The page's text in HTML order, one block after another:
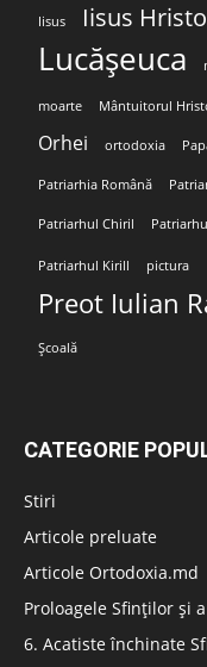
Iisus Iisus
Lucășeuca
moarte Mântuitorul
Orhei ortodoxia
Patriarhia Română
Patriarhul Chiril
Patriarhul Kirill pictura
Preot Iulian
Școală
CATEGORIE
Stiri
Articole preluate
Articole Ortodoxia.md
Proloagele Sfinților și
6. Acatiste închinate